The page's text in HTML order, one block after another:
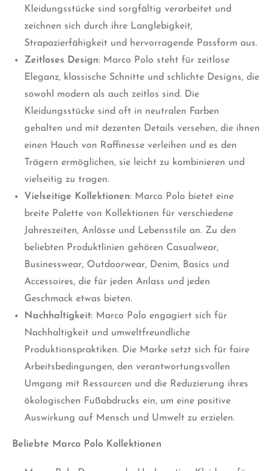
Kleidungsstücke sind sorgfältig verarbeitet und
zeichnen sich durch ihre Langlebigkeit,
Strapazierfähigkeit und hervorragende Passform aus.
Zeitloses Design: Marco Polo steht für zeitlose
Eleganz, klassische Schnitte und schlichte Designs, die
sowohl modern als auch zeitlos sind. Die
Kleidungsstücke sind oft in neutralen Farben
gehalten und mit dezenten Details versehen, die ihnen
einen Hauch von Raffinesse verleihen und es den
Trägern ermöglichen, sie leicht zu kombinieren und
vielseitig zu tragen.
Vielseitige Kollektionen: Marco Polo bietet eine
breite Palette von Kollektionen für verschiedene
Jahreszeiten, Anlässe und Lebensstile an. Zu den
beliebten Produktlinien gehören Casualwear,
Businesswear, Outdoorwear, Denim, Basics und
Accessoires, die für jeden Anlass und jeden
Geschmack etwas bieten.
Nachhaltigkeit: Marco Polo engagiert sich für
Nachhaltigkeit und umweltfreundliche
Produktionspraktiken. Die Marke setzt sich für faire
Arbeitsbedingungen, den verantwortungsvollen
Umgang mit Ressourcen und die Reduzierung ihres
ökologischen Fußabdrucks ein, um eine positive
Auswirkung auf Mensch und Umwelt zu erzielen.
Beliebte Marco Polo Kollektionen